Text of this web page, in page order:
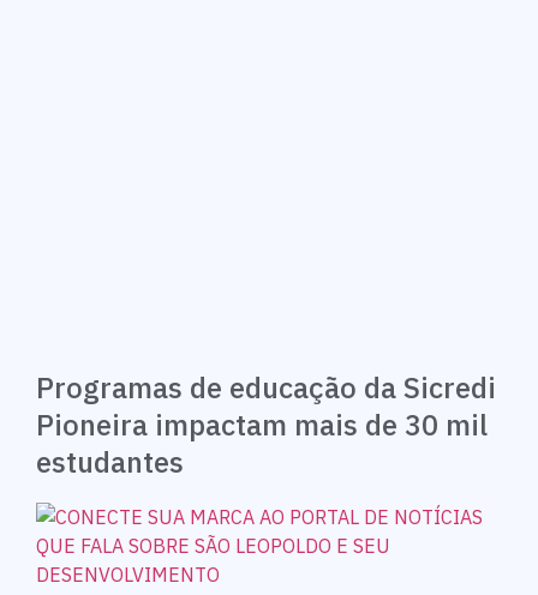
Programas de educação da Sicredi
Pioneira impactam mais de 30 mil
estudantes